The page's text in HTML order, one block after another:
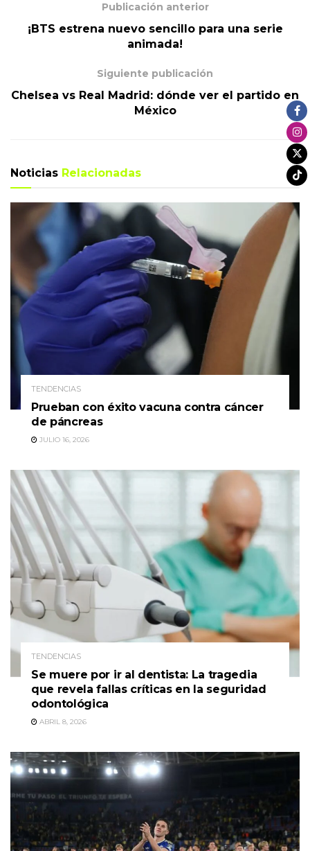
Publicación anterior
¡BTS estrena nuevo sencillo para una serie
animada!
Siguiente publicación
Chelsea vs Real Madrid: dónde ver el partido en
México
Noticias Relacionadas
TENDENCIAS
Prueban con éxito vacuna contra cáncer
de páncreas
JULIO 16, 2026
TENDENCIAS
Se muere por ir al dentista: La tragedia
que revela fallas críticas en la seguridad
odontológica
ABRIL 8, 2026